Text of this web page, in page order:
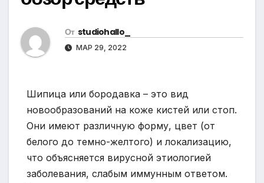
От studiohallo_
МАР 29, 2022
Шипица или бородавка – это вид
новообразований на коже кистей или стоп.
Они имеют различную форму, цвет (от
белого до темно-желтого) и локализацию,
что объясняется вирусной этиологией
заболевания, слабым иммунным ответом.